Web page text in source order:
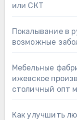
или СКТ
Покалывание в
возможные
Мебельные
ижевское
столичный опт
Как улучшить